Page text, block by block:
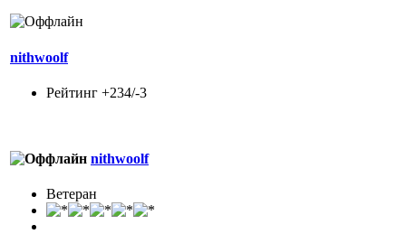
nithwoolf
Рейтинг +234/-3
nithwoolf
Ветеран